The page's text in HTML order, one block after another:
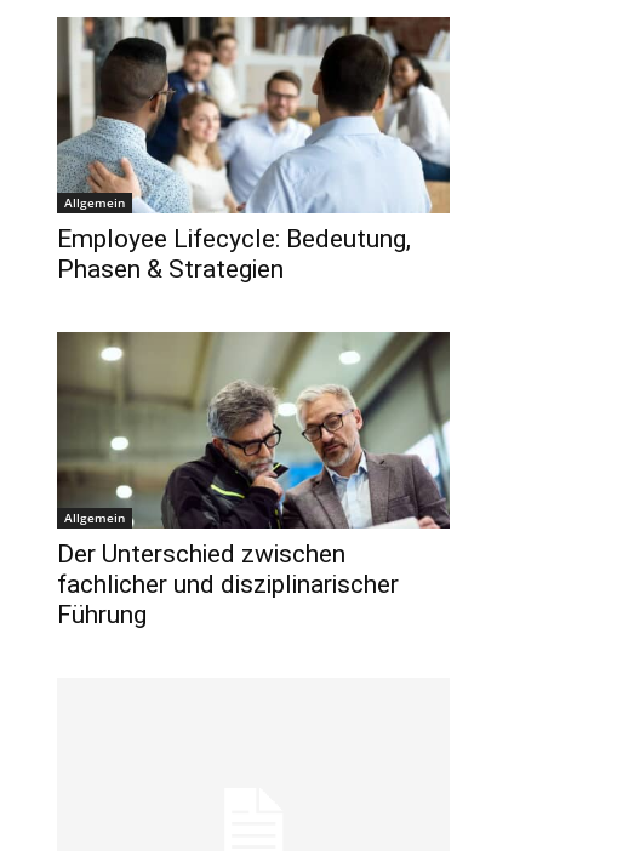
Allgemein
Employee Lifecycle: Bedeutung,
Phasen & Strategien
Allgemein
Der Unterschied zwischen
fachlicher und disziplinarischer
Führung